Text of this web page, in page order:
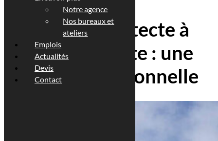
Maison d’architecte à
Esch-sur-Alzette : une
maison exceptionnelle
Notre agence
Nos bureaux et
ateliers
Emplois
Actualités
Devis
Contact